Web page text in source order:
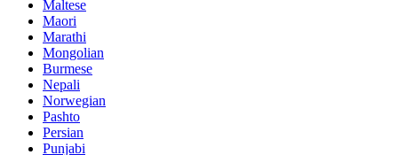
Maltese
Maori
Marathi
Mongolian
Burmese
Nepali
Norwegian
Pashto
Persian
Punjabi